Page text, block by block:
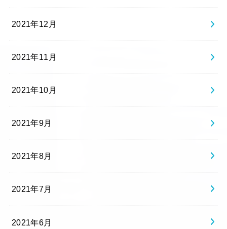
2021年12月
2021年11月
2021年10月
2021年9月
2021年8月
2021年7月
2021年6月